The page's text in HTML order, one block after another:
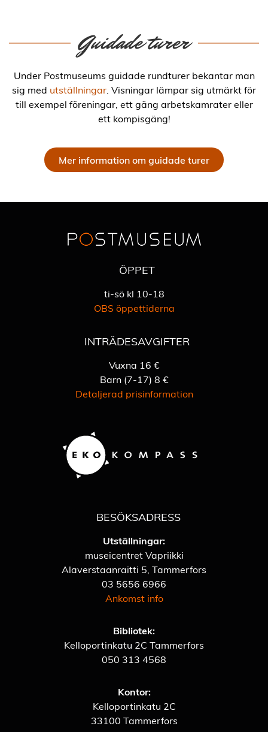
Guidade turer
Under Postmuseums guidade rundturer bekantar man
sig med utställningar. Visningar lämpar sig utmärkt för
till exempel föreningar, ett gäng arbetskamrater eller
ett kompisgäng!
Mer information om guidade turer
ÖPPET
ti-sö kl 10-18
OBS öppettiderna
INTRÄDESAVGIFTER
Vuxna 16 €
Barn (7-17) 8 €
Detaljerad prisinformation
BESÖKSADRESS
Utställningar:
museicentret Vapriikki
Alaverstaanraitti 5, Tammerfors
03 5656 6966
Ankomst info
Bibliotek:
Kelloportinkatu 2C Tammerfors
050 313 4568
Kontor:
Kelloportinkatu 2C
33100 Tammerfors